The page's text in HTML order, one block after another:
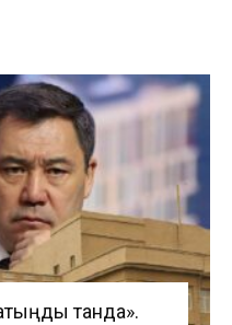
танда».